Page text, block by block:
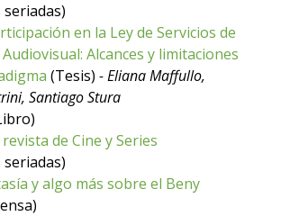
en la Ley de Servicios de
Alcances y limitaciones
(Tesis) - Eliana Maffullo,
Santiago Stura
de Cine y Series
y algo más sobre el Beny